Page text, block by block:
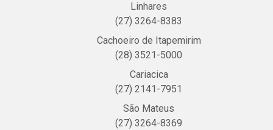
Linhares
(27) 3264-8383
Cachoeiro de Itapemirim
(28) 3521-5000
Cariacica
(27) 2141-7951
São Mateus
(27) 3264-8369